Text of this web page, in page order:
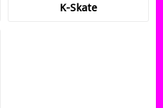
K-Skate